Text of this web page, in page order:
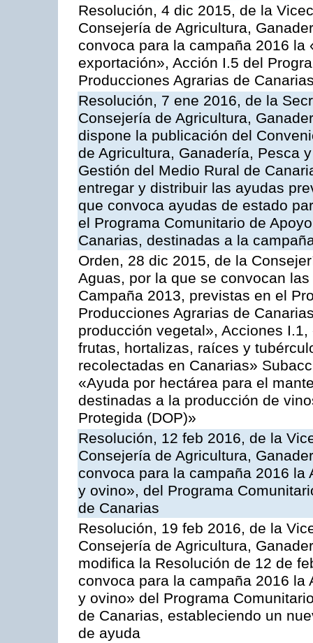
Resolución, 4 dic 2015, de la
Consejería de Agricultura,
convoca para la campaña 2016
exportación», Acción I.5 del
Producciones Agrarias de
Resolución, 7 ene 2016, de la
Consejería de Agricultura,
dispone la publicación del
de Agricultura, Ganadería, Pesca
Gestión del Medio Rural de
entregar y distribuir las ayudas
que convoca ayudas de estado
el Programa Comunitario de
Canarias, destinadas a la
Orden, 28 dic 2015, de la
Aguas, por la que se convocan
Campaña 2013, previstas en el
Producciones Agrarias de
producción vegetal», Acciones
frutas, hortalizas, raíces y
recolectadas en Canarias»
«Ayuda por hectárea para el
destinadas a la producción de
Protegida (DOP)»
Resolución, 12 feb 2016, de la
Consejería de Agricultura,
convoca para la campaña 2016
y ovino», del Programa
de Canarias
Resolución, 19 feb 2016, de la
Consejería de Agricultura,
modifica la Resolución de 12 de
convoca para la campaña 2016
y ovino» del Programa
de Canarias, estableciendo un
de ayuda